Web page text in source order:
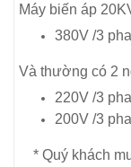
Máy biến áp
380V /3 pha
Và thường có 2
220V /3 pha
200V /3 pha
* Quý khách